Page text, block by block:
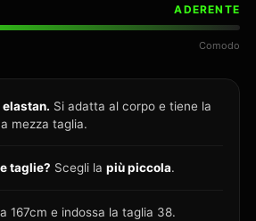
ADERENTE
Comodo
elastan. Si adatta al corpo e tiene la
mezza taglia.
taglie? Scegli la più piccola.
167cm e indossa la taglia 38.